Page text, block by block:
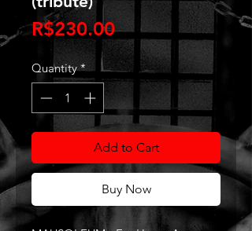
R$230.00Price
Quantity *
Add to Cart
Buy Now